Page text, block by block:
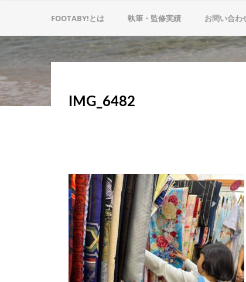
FOOTABY!とは 執筆・監修実績 お問い合わ
IMG_6482